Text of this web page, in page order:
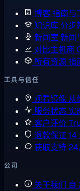
博客指南与
知识库 分步
新闻室 新闻
对比主机商
所有资源指
工具与信任
观看镜像 从
服务状态 实
客户评价
退款保证 14
获取支持
公司
关于我们 自